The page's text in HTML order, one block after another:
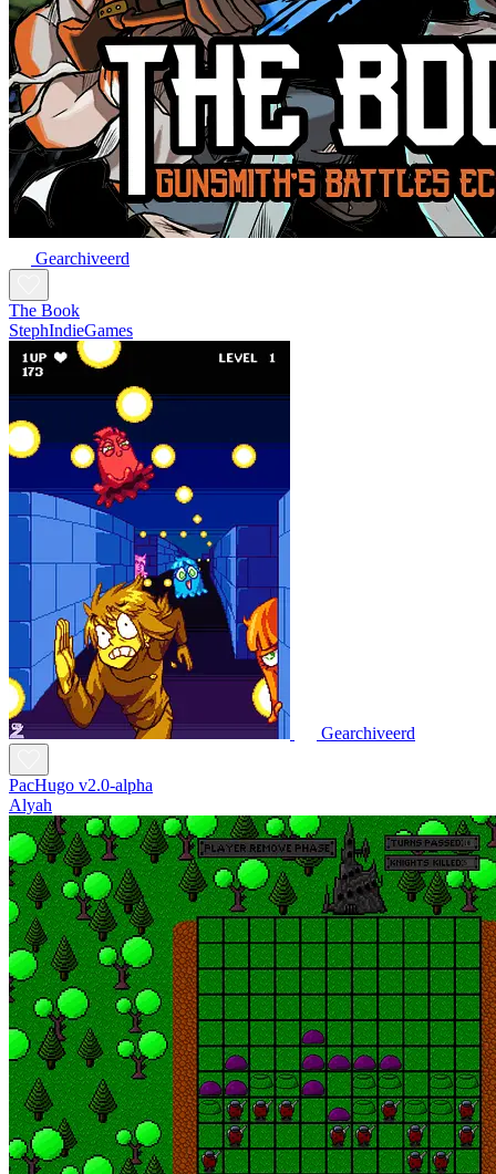
Gearchiveerd
The Book
StephIndieGames
Gearchiveerd
PacHugo v2.0-alpha
Alyah